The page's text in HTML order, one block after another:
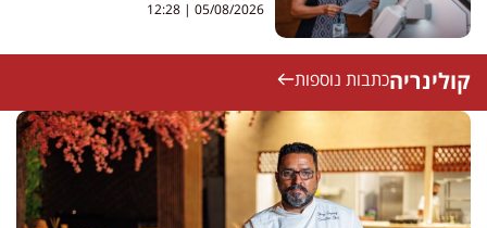
05/08/2026
קולינריהכתבות נוספות